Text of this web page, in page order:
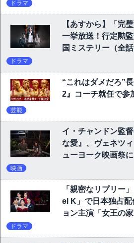
ドラマ
【あすから】「完
一挙放送！行定勲
国ミステリー（全話
ドラマ
“これはダメだろ”
2』コーチ就任で参
芸能
イ・チャンドン監
な愛』、ヴェネツ
ューヨーク映画祭
映画祭で快挙｜
映画
「親密なリプリー
el K」で日本独占
ョン主演「女王の
ドラマ